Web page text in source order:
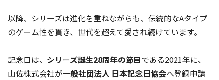
以降、シリーズは進化を重ねながらも、伝統的なAタイプ
のゲーム性を貫き、世代を超えて愛され続けています。
記念日は、 シリーズ誕生28周年の節目である2021年に、
山佐株式会社が一般社団法人 日本記念日協会へ登録申請